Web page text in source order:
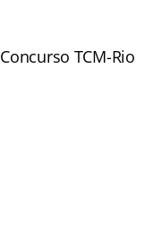
TCM-Rio